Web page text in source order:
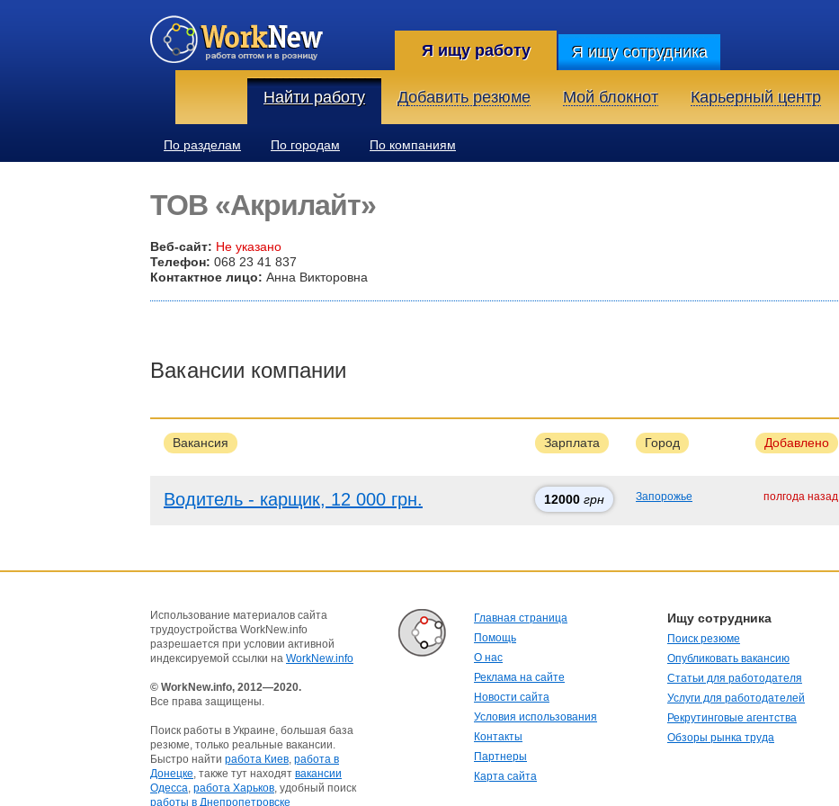
Я ищу работу Я ищу сотрудника
Найти работу Добавить резюме Мой блокнот Карьерный центр
По разделам По городам По компаниям
ТОВ «Акрилайт»
Веб-сайт: Не указано
Телефон: 068 23 41 837
Контактное лицо: Анна Викторовна
Вакансии компании
Вакансия Зарплата Город Добавлено
Водитель - карщик, 12 000 грн. 12000 грн Запорожье полгода назад
Использование материалов сайта
трудоустройства WorkNew.info
разрешается при условии активной
индексируемой ссылки на WorkNew.info
© WorkNew.info, 2012—2020.
Все права защищены.
Поиск работы в Украине, большая база
резюме, только реальные вакансии.
Быстро найти работа Киев, работа в
Донецке, также тут находят вакансии
Одесса, работа Харьков, удобный поиск
работы в Днепропетровске
Главная страница
Помощь
О нас
Реклама на сайте
Новости сайта
Условия использования
Контакты
Партнеры
Карта сайта
Ищу сотрудника
Поиск резюме
Опубликовать вакансию
Статьи для работодателя
Услуги для работодателей
Рекрутинговые агентства
Обзоры рынка труда